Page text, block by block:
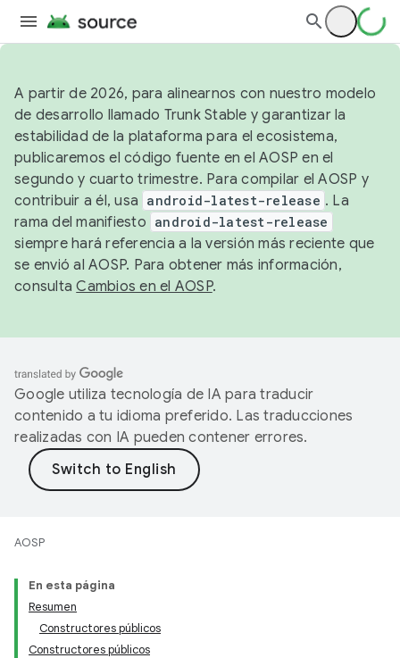
A partir de 2026, para alinearnos con nuestro modelo
de desarrollo llamado Trunk Stable y garantizar la
estabilidad de la plataforma para el ecosistema,
publicaremos el código fuente en el AOSP en el
segundo y cuarto trimestre. Para compilar el AOSP y
contribuir a él, usa android-latest-release . La
rama del manifiesto android-latest-release
siempre hará referencia a la versión más reciente que
se envió al AOSP. Para obtener más información,
consultaCambios en el AOSP.
Google utiliza tecnología de IA para traducir
contenido a tu idioma preferido. Las traducciones
realizadas con IA pueden contener errores.
AOSP
En esta página
Resumen
Constructores públicos
Constructores públicos